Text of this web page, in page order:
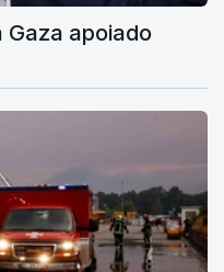
Gaza apoiado